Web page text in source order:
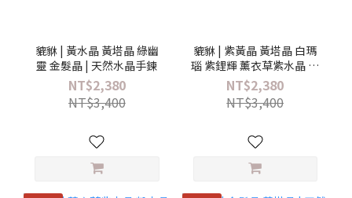
貔貅 | 黃水晶 黃塔晶 綠幽
靈 金髮晶 | 天然水晶手鍊
NT$2,380
NT$3,400
貔貅 | 紫黃晶 黃塔晶 白瑪
瑙 紫鋰輝 薰衣草紫水晶 烏
拉圭紫水晶 粉水晶 | 天然
水晶手鍊
NT$2,380
NT$3,400